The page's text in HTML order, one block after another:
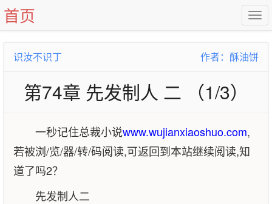
首页
识汝不识丁 作者：酥油饼
第74章 先发制人 二 （1/3）
一秒记住总裁小说www.wujianxiaoshuo.com,
若被浏/览/器/转/码阅读,可返回到本站继续阅读,知
道了吗2？
先发制人二